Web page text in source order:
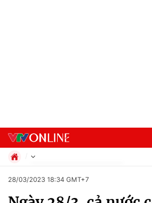
Xã hội
Pháp luật
28/03/2023 18:34 GMT+7